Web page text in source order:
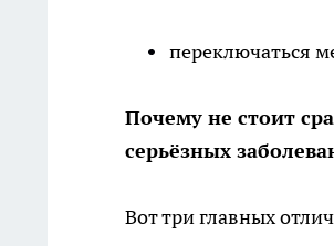
переключаться
Почему не стоит
серьёзных
Вот три главных